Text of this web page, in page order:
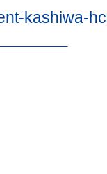
kashiwa-